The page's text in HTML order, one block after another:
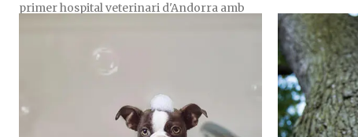
primer hospital veterinari d'Andorra amb
entorn òptim per a la cura dels gats, enfocat
en el benestar i la comoditat d’aquests
diversió que
l'adopció
companys
muntanya